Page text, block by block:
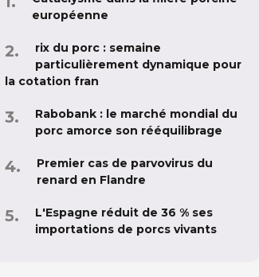
européenne
rix du porc : semaine
particulièrement dynamique pour
la cotation fran
Rabobank : le marché mondial du
porc amorce son rééquilibrage
Premier cas de parvovirus du
renard en Flandre
L'Espagne réduit de 36 % ses
importations de porcs vivants